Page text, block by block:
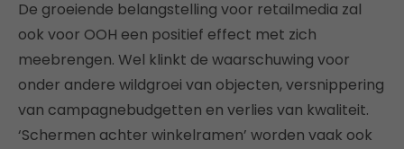
De groeiende belangstelling voor retailmedia zal
ook voor OOH een positief effect met zich
meebrengen. Wel klinkt de waarschuwing voor
onder andere wildgroei van objecten, versnippering
van campagnebudgetten en verlies van kwaliteit.
‘Schermen achter winkelramen’ worden vaak ook